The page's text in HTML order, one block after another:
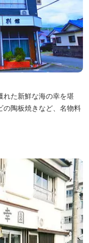
れた新鮮な海の幸を堪
の陶板焼きなど、名物料